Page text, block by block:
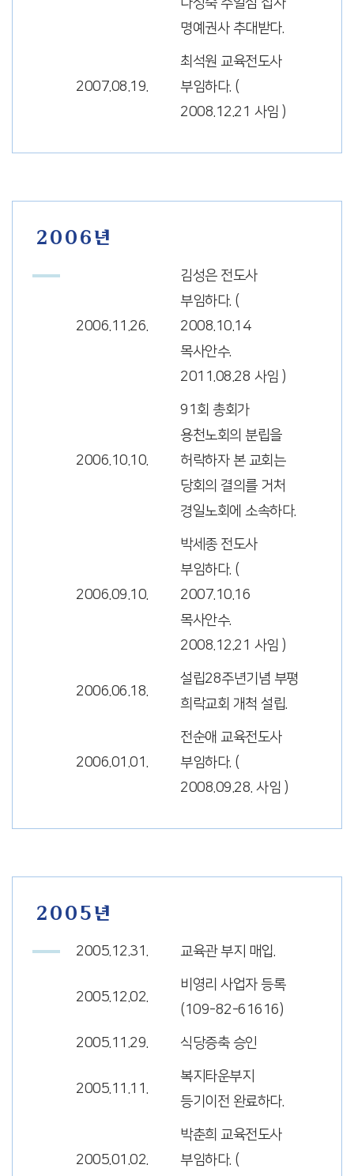
명예권사 추대받다.
2007.08.19.
최석원 교육전도사
부임하다. (
2008.12.21 사임 )
2006년
2006.11.26.
김성은 전도사
부임하다. (
2008.10.14
목사안수.
2011.08.28 사임 )
2006.10.10.
91회 총회가
용천노회의 분립을
허락하자 본 교회는
당회의 결의를 거처
경일노회에 소속하다.
2006.09.10.
박세종 전도사
부임하다. (
2007.10.16
목사안수.
2008.12.21 사임 )
2006.06.18.
설립28주년기념 부평
희락교회 개척 설립.
2006.01.01.
전순애 교육전도사
부임하다. (
2008.09.28. 사임 )
2005년
2005.12.31. 교육관 부지 매입.
2005.12.02.
비영리 사업자 등록
(109-82-61616)
2005.11.29. 식당증축 승인
2005.11.11.
복지타운부지
등기이전 완료하다.
2005.01.02.
박춘희 교육전도사
부임하다. (